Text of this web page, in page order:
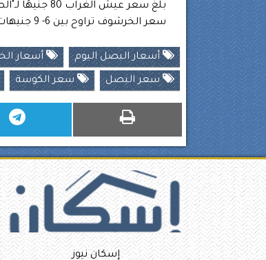
بلغ سعر عيش الغراب 80 جنيهًا لـ"الطبق 250 جرامًا".
سعر الخرشوف تراوح بين 6- 9 جنيهات "5 وحدات وزن كيلو".
أسعار البصل اليوم أسعار
سعر البصل سعر الكوسة
إسكان نيوز